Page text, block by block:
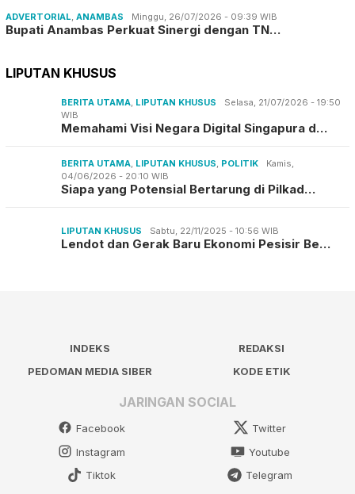
ADVERTORIAL, ANAMBAS Minggu, 26/07/2026 - 09:39 WIB
Bupati Anambas Perkuat Sinergi dengan TN…
LIPUTAN KHUSUS
BERITA UTAMA, LIPUTAN KHUSUS
Selasa, 21/07/2026 - 19:50
WIB
Memahami Visi Negara Digital Singapura d…
BERITA UTAMA, LIPUTAN KHUSUS, POLITIK
Kamis,
04/06/2026 - 20:10 WIB
Siapa yang Potensial Bertarung di Pilkad…
LIPUTAN KHUSUS Sabtu, 22/11/2025 - 10:56 WIB
Lendot dan Gerak Baru Ekonomi Pesisir Be…
INDEKS
REDAKSI
PEDOMAN MEDIA SIBER
KODE ETIK
JARINGAN SOCIAL
Facebook
Twitter
Instagram
Youtube
Tiktok
Telegram